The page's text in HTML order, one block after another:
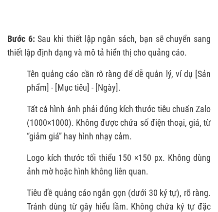
Bước 6:Sau khi thiết lập ngân sách, bạn sẽ chuyển sang
thiết lập định dạng và mô tả hiển thị cho quảng cáo.
Tên quảng cáo cần rõ ràng để dễ quản lý, ví dụ [Sản
phẩm] - [Mục tiêu] - [Ngày].
Tất cả hình ảnh phải đúng kích thước tiêu chuẩn Zalo
(1000×1000). Không được chứa số điện thoại, giá, từ
“giảm giá” hay hình nhạy cảm.
Logo kích thước tối thiểu 150 ×150 px. Không dùng
ảnh mờ hoặc hình không liên quan.
Tiêu đề quảng cáo ngắn gọn (dưới 30 ký tự), rõ ràng.
Tránh dùng từ gây hiểu lầm. Không chứa ký tự đặc